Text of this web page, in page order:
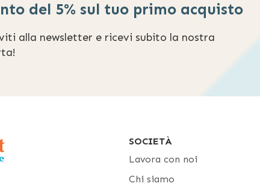
del 5% sul tuo primo acquisto
alla newsletter e ricevi subito la nostra
SOCIETÀ
Lavora con noi
Chi siamo